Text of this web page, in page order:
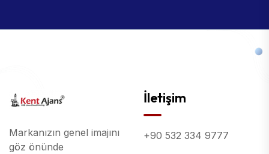
Markanızın genel imajını
göz önünde
İletişim
+90 532 334 9777